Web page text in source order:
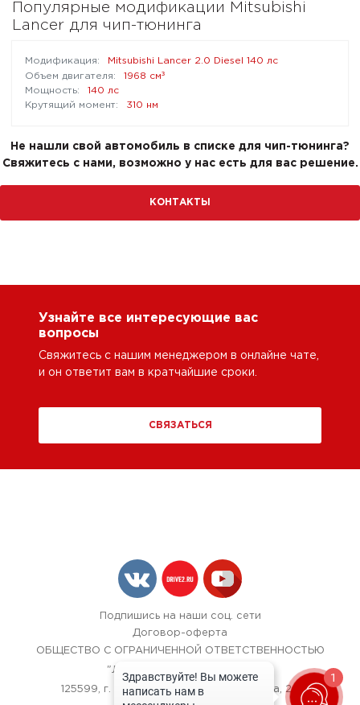
Популярные модификации Mitsubishi
Lancer для чип-тюнинга
Mitsubishi Lancer 2.0 Diesel 140 лс
1968 см³
140 лс
310 нм
Не нашли свой автомобиль в списке для чип-тюнинга?
Свяжитесь с нами, возможно у нас есть для вас решение.
КОНТАКТЫ
Узнайте все интересующие вас
вопросы
Свяжитесь с нашим менеджером в онлайне чате,
и он ответит вам в кратчайшие сроки.
СВЯЗАТЬСЯ
Подпишись на наши соц. сети
Договор-оферта
ОБЩЕСТВО С ОГРАНИЧЕННОЙ ОТВЕТСТВЕННОСТЬЮ
"ЛОК БОКС АВТОСЕРВИС",
125599, г. Москва, улица Красная Сосна, 24
1